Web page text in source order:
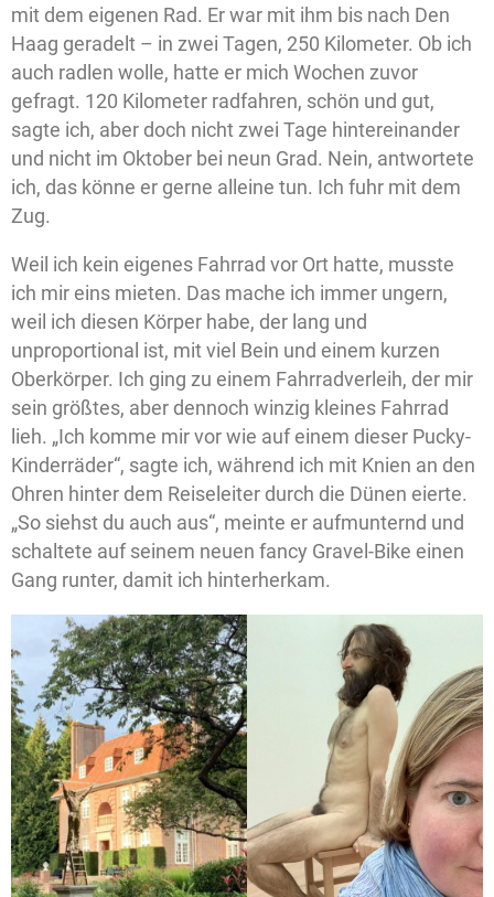
mit dem eigenen Rad. Er war mit ihm bis nach Den
Haag geradelt – in zwei Tagen, 250 Kilometer. Ob ich
auch radlen wolle, hatte er mich Wochen zuvor
gefragt. 120 Kilometer radfahren, schön und gut,
sagte ich, aber doch nicht zwei Tage hintereinander
und nicht im Oktober bei neun Grad. Nein, antwortete
ich, das könne er gerne alleine tun. Ich fuhr mit dem
Zug.
Weil ich kein eigenes Fahrrad vor Ort hatte, musste
ich mir eins mieten. Das mache ich immer ungern,
weil ich diesen Körper habe, der lang und
unproportional ist, mit viel Bein und einem kurzen
Oberkörper. Ich ging zu einem Fahrradverleih, der mir
sein größtes, aber dennoch winzig kleines Fahrrad
lieh. „Ich komme mir vor wie auf einem dieser Pucky-
Kinderräder“, sagte ich, während ich mit Knien an den
Ohren hinter dem Reiseleiter durch die Dünen eierte.
„So siehst du auch aus“, meinte er aufmunternd und
schaltete auf seinem neuen fancy Gravel-Bike einen
Gang runter, damit ich hinterherkam.